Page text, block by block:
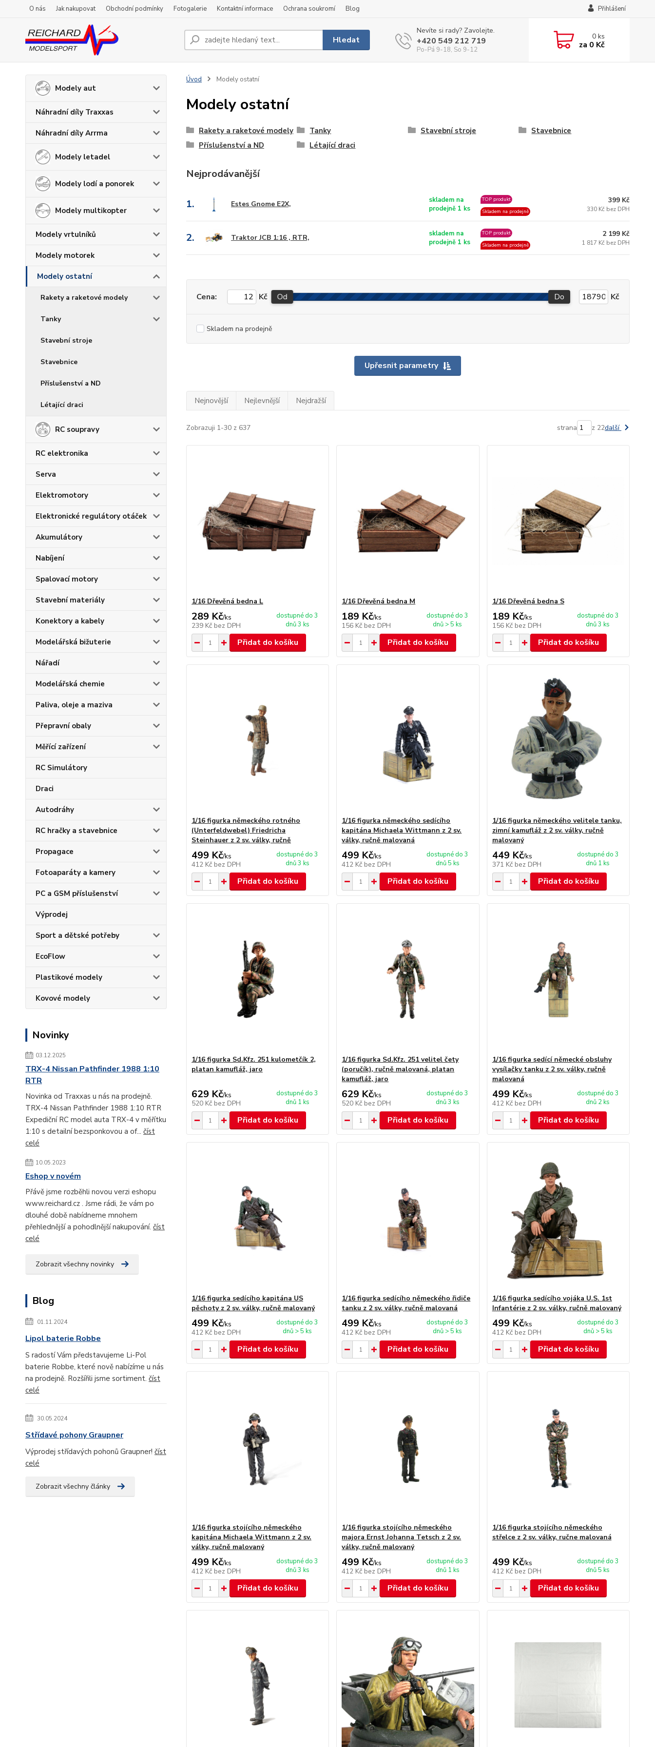
O nás Jak nakupovat Obchodní podmínky Fotogalerie Kontaktní informace Ochrana soukromí Blog Přihlášení
Hledat
Nevíte si rady? Zavolejte.
+420 549 212 719
Po-Pá 9-18, So 9-12
0ks
za 0 Kč
Modely aut
Náhradní díly Traxxas
Náhradní díly Arrma
Modely letadel
Modely lodí a ponorek
Modely multikopter
Modely vrtulníků
Modely motorek
Modely ostatní
Rakety a raketové modely
Tanky
Stavební stroje
Stavebnice
Příslušenství a ND
Létající draci
RC soupravy
RC elektronika
Serva
Elektromotory
Elektronické regulátory otáček
Akumulátory
Nabíjení
Spalovací motory
Stavební materiály
Konektory a kabely
Modelářská bižuterie
Nářadí
Modelářská chemie
Paliva, oleje a maziva
Přepravní obaly
Měřící zařízení
RC Simulátory
Draci
Autodráhy
RC hračky a stavebnice
Propagace
Fotoaparáty a kamery
PC a GSM příslušenství
Výprodej
Sport a dětské potřeby
EcoFlow
Plastikové modely
Kovové modely
Novinky
03.12.2025
TRX-4 Nissan Pathfinder 1988 1:10
RTR
Novinka od Traxxas u nás na prodejně.
TRX-4 Nissan Pathfinder 1988 1:10 RTR
Expediční RC model auta TRX-4 v měřítku
1:10 s detailní bezsponkovou a of... číst
celé
10.05.2023
Eshop v novém
Přávě jsme rozběhli novou verzi eshopu
www.reichard.cz . Jsme rádi, že vám po
dlouhé době nabídneme mnohem
přehlednější a pohodlnější nakupování. číst
celé
Zobrazit všechny novinky
Blog
01.11.2024
Lipol baterie Robbe
S radostí Vám představujeme Li-Pol
baterie Robbe, které nově nabízíme u nás
na prodejně. Rozšířili jsme sortiment. číst
celé
30.05.2024
Střídavé pohony Graupner
Výprodej střídavých pohonů Graupner! číst
celé
Zobrazit všechny články
Úvod Modely ostatní
Modely ostatní
Rakety a raketové modely Tanky Stavební stroje
Stavebnice
Příslušenství a ND
Létající draci
Nejprodávanější
1. Estes Gnome E2X,
skladem na
prodejně 1 ks
TOP produkt
Skladem na prodejně
399 Kč
330 Kč bez DPH
2. Traktor JCB 1:16 , RTR,
skladem na
prodejně 1 ks
TOP produkt
Skladem na prodejně
2 199 Kč
1 817 Kč bez DPH
Upřesnit parametry
Cena: Kč Od Do Kč
Skladem na prodejně
Nejnovější Nejlevnější Nejdražší
Zobrazuji 1-30 z 637 strana z 22další
1/16 Dřevěná bedna L
289 Kč/ks
239 Kč bez DPH
dostupné do 3
dnů 3 ks
Přidat do košíku
1/16 Dřevěná bedna M
189 Kč/ks
156 Kč bez DPH
dostupné do 3
dnů > 5 ks
Přidat do košíku
1/16 Dřevěná bedna S
189 Kč/ks
156 Kč bez DPH
dostupné do 3
dnů 3 ks
Přidat do košíku
1/16 figurka německého rotného
(Unterfeldwebel) Friedricha
Steinhauer z 2 sv. války, ručně
499 Kč/ks
412 Kč bez DPH
dostupné do 3
dnů 3 ks
Přidat do košíku
1/16 figurka německého sedícího
kapitána Michaela Wittmann z 2 sv.
války, ručně malovaná
499 Kč/ks
412 Kč bez DPH
dostupné do 3
dnů 5 ks
Přidat do košíku
1/16 figurka německého velitele tanku,
zimní kamufláž z 2 sv. války, ručně
malovaný
449 Kč/ks
371 Kč bez DPH
dostupné do 3
dnů 1 ks
Přidat do košíku
1/16 figurka Sd.Kfz. 251 kulometčík 2,
platan kamufláž, jaro
629 Kč/ks
520 Kč bez DPH
dostupné do 3
dnů 1 ks
Přidat do košíku
1/16 figurka Sd.Kfz. 251 velitel čety
(poručík), ručně malovaná, platan
kamufláž, jaro
629 Kč/ks
520 Kč bez DPH
dostupné do 3
dnů 3 ks
Přidat do košíku
1/16 figurka sedící německé obsluhy
vysílačky tanku z 2 sv. války, ručně
malovaná
499 Kč/ks
412 Kč bez DPH
dostupné do 3
dnů 2 ks
Přidat do košíku
1/16 figurka sedícího kapitána US
pěchoty z 2 sv. války, ručně malovaný
499 Kč/ks
412 Kč bez DPH
dostupné do 3
dnů > 5 ks
Přidat do košíku
1/16 figurka sedícího německého řidiče
tanku z 2 sv. války, ručně malovaná
499 Kč/ks
412 Kč bez DPH
dostupné do 3
dnů > 5 ks
Přidat do košíku
1/16 figurka sedícího vojáka U.S. 1st
Infantérie z 2 sv. války, ručně malovaný
499 Kč/ks
412 Kč bez DPH
dostupné do 3
dnů > 5 ks
Přidat do košíku
1/16 figurka stojícího německého
kapitána Michaela Wittmann z 2 sv.
války, ručně malovaný
499 Kč/ks
412 Kč bez DPH
dostupné do 3
dnů 3 ks
Přidat do košíku
1/16 figurka stojícího německého
majora Ernst Johanna Tetsch z 2 sv.
války, ručně malovaný
499 Kč/ks
412 Kč bez DPH
dostupné do 3
dnů 1 ks
Přidat do košíku
1/16 figurka stojícího německého
střelce z 2 sv. války, ručne malovaná
499 Kč/ks
412 Kč bez DPH
dostupné do 3
dnů 5 ks
Přidat do košíku